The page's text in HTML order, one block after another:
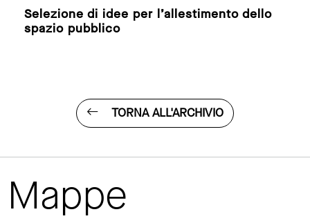
Selezione di idee per l’allestimento dello
spazio pubblico
TORNA ALL'ARCHIVIO
Mappe